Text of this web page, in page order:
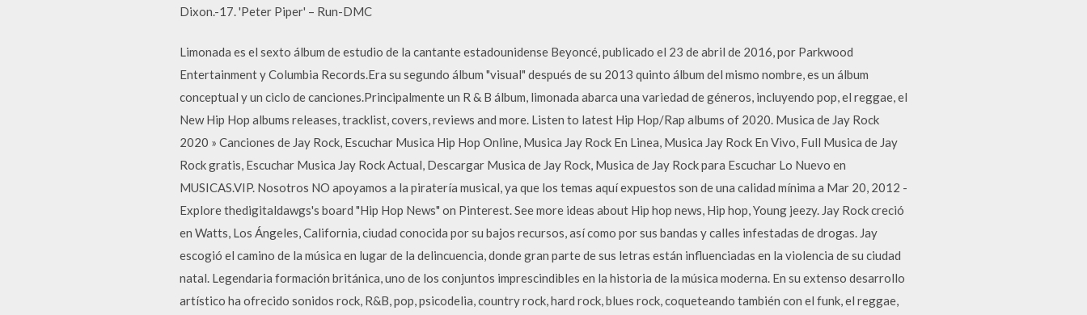
Dixon.-17. 'Peter Piper' – Run-DMC
Limonada es el sexto álbum de estudio de la cantante estadounidense Beyoncé, publicado el 23 de abril de 2016, por Parkwood
Entertainment y Columbia Records.Era su segundo álbum "visual" después de su 2013 quinto álbum del mismo nombre, es un álbum
conceptual y un ciclo de canciones.Principalmente un R & B álbum, limonada abarca una variedad de géneros, incluyendo pop, el reggae, el
New Hip Hop albums releases, tracklist, covers, reviews and more. Listen to latest Hip Hop/Rap albums of 2020. Musica de Jay Rock
2020 » Canciones de Jay Rock, Escuchar Musica Hip Hop Online, Musica Jay Rock En Linea, Musica Jay Rock En Vivo, Full Musica de Jay
Rock gratis, Escuchar Musica Jay Rock Actual, Descargar Musica de Jay Rock, Musica de Jay Rock para Escuchar Lo Nuevo en
MUSICAS.VIP. Nosotros NO apoyamos a la piratería musical, ya que los temas aquí expuestos son de una calidad mínima a Mar 20, 2012 -
Explore thedigitaldawgs's board "Hip Hop News" on Pinterest. See more ideas about Hip hop news, Hip hop, Young jeezy. Jay Rock creció
en Watts, Los Ángeles, California, ciudad conocida por su bajos recursos, así como por sus bandas y calles infestadas de drogas. Jay
escogió el camino de la música en lugar de la delincuencia, donde gran parte de sus letras están influenciadas en la violencia de su ciudad
natal. Legendaria formación británica, uno de los conjuntos imprescindibles en la historia de la música moderna. En su extenso desarrollo
artístico ha ofrecido sonidos rock, R&B, pop, psicodelia, country rock, hard rock, blues rock, coqueteando también con el funk, el reggae,